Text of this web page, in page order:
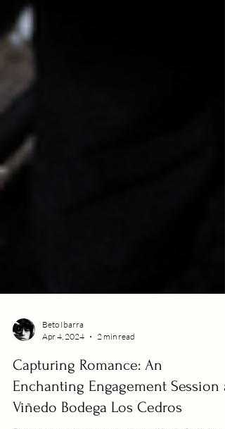
Apr 4, 2024
2 min read
Capturing Romance: An
Enchanting Engagement Session